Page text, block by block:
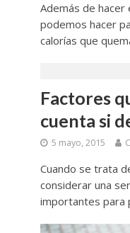
Además de hacer
podemos hacer
calorías que
Factores
cuenta si
5 mayo, 2015
Cuando se trata
considerar una
importantes para